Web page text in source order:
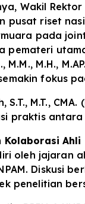
Wakil
pusat riset
pada
pemateri
M.M., M.H.,
fokus
S.T., M.T.,
praktis antara
Kolaborasi Ahli
oleh jajaran
Diskusi
penelitian